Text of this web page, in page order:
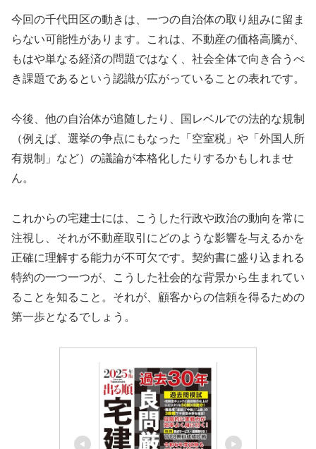
今回の千代田区の動きは、一つの自治体の取り組みに留ま
らない可能性があります。これは、不動産の価格高騰が、
もはや単なる経済の問題ではなく、社会全体で向き合うべ
き課題であるという認識が広がっていることの表れです。
今後、他の自治体が追随したり、国レベルでの法的な規制
（例えば、選挙の争点にもなった「空室税」や「外国人所
有規制」など）の議論が本格化したりするかもしれませ
ん。
これからの宅建士には、こうした行政や政治の動向を常に
注視し、それが不動産取引にどのような影響を与えるかを
正確に理解する能力が不可欠です。契約書に盛り込まれる
特約の一つ一つが、こうした社会的な背景から生まれてい
ることを知ること。それが、顧客からの信頼を得るための
第一歩となるでしょう。